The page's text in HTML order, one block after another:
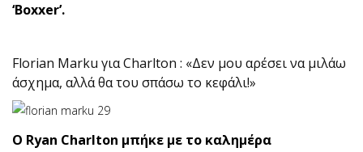
‘Boxxer’.
Florian Marku για Charlton : «Δεν μου αρέσει να μιλάω
άσχημα, αλλά θα του σπάσω το κεφάλι!»
O Ryan Charlton μπήκε με το καλημέρα